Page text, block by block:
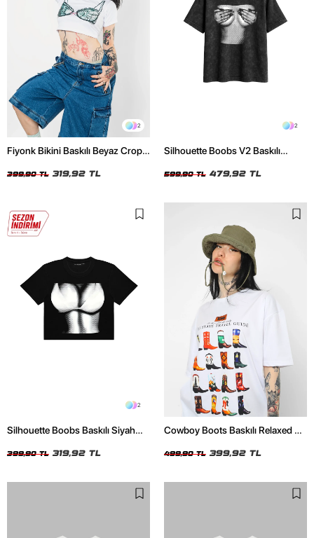
2
Fiyonk Bikini Baskılı Beyaz Crop
399,90 TL 319,92 TL
2
Silhouette Boobs V2 Baskılı
Tshirt
599,90 TL 479,92 TL
2
Silhouette Boobs Baskılı Siyah
399,90 TL 319,92 TL
Cowboy Boots Baskılı Relaxed Fit
499,90 TL 399,92 TL